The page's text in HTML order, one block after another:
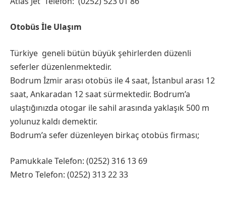
Otobüs İle Ulaşım
Türkiye geneli bütün büyük şehirlerden düzenli
seferler düzenlenmektedir.
Bodrum İzmir arası otobüs ile 4 saat, İstanbul arası 12
saat, Ankaradan 12 saat sürmektedir. Bodrum’a
ulaştığınızda otogar ile sahil arasında yaklaşık 500 m
yolunuz kaldı demektir.
Bodrum’a sefer düzenleyen birkaç otobüs firması;
Pamukkale Telefon: (0252) 316 13 69
Metro Telefon: (0252) 313 22 33